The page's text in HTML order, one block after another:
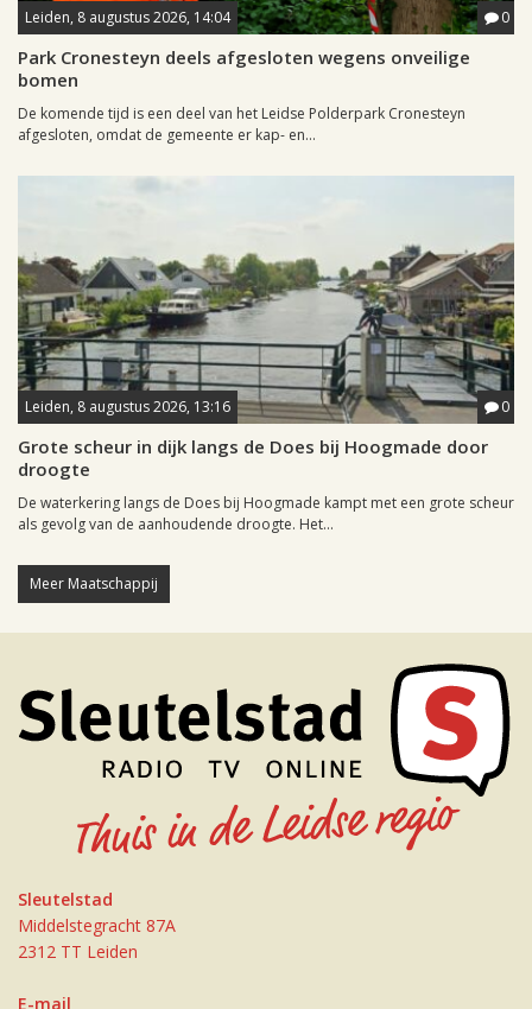
Leiden, 8 augustus 2026, 14:04 0
Park Cronesteyn deels afgesloten wegens onveilige
bomen
De komende tijd is een deel van het Leidse Polderpark Cronesteyn
afgesloten, omdat de gemeente er kap- en...
Leiden, 8 augustus 2026, 13:16 0
Grote scheur in dijk langs de Does bij Hoogmade door
droogte
De waterkering langs de Does bij Hoogmade kampt met een grote scheur
als gevolg van de aanhoudende droogte. Het...
Meer Maatschappij
Sleutelstad
Middelstegracht 87A
2312 TT Leiden
E-mail